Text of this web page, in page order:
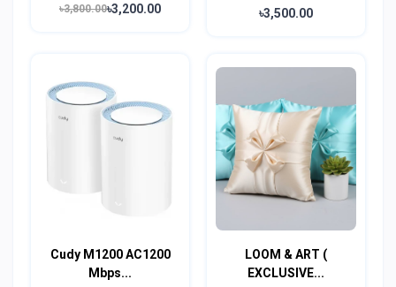
৳3,800.00৳3,200.00
৳3,500.00
Cudy M1200 AC1200
Mbps...
LOOM & ART (
EXCLUSIVE...